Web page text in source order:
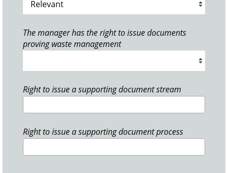
The manager has the right to issue documents
proving waste management
Right to issue a supporting document stream
Right to issue a supporting document process